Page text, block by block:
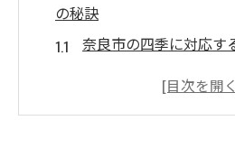
の秘訣
奈良市の四季に対応す
湿気対策に効果的な塗